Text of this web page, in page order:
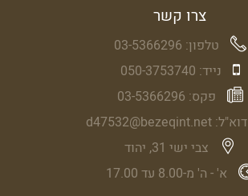
צרו קשר
טלפון: 03-5366296
נייד: 050-3753740
פקס: 03-5366296
דוא"ל:d47532@bezeqint.net
צבי ישי 31, יהוד
א' - ה' מ-8.00 עד 17.00